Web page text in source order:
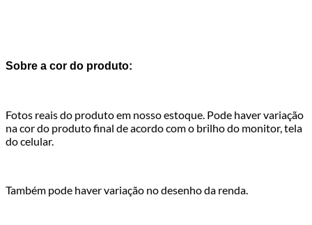
Sobre a cor do produto:
Fotos reais do produto em nosso estoque. Pode haver variação
na cor do produto final de acordo com o brilho do monitor, tela
do celular.
Também pode haver variação no desenho da renda.